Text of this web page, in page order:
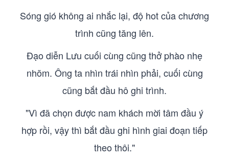
Sóng gió không ai nhắc lại, độ hot của chương
trình cũng tăng lên.
Đạo diễn Lưu cuối cùng cũng thở phào nhẹ
nhõm. Ông ta nhìn trái nhìn phải, cuối cùng
cũng bắt đầu hô ghi trình.
"Vì đã chọn được nam khách mời tâm đầu ý
hợp rồi, vậy thì bắt đầu ghi hình giai đoạn tiếp
theo thôi."